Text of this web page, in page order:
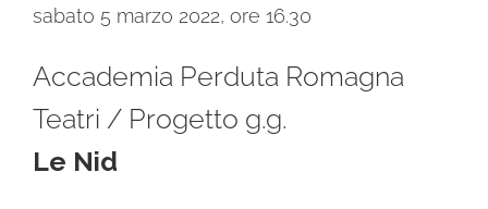
sabato 5 marzo 2022, ore 16.30
Accademia Perduta Romagna
Teatri / Progetto g.g.
Le Nid